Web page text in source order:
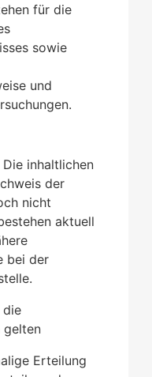
für die
sowie
und
inhaltlichen
der
nicht
aktuell
bei der
die
gelten
Erteilung